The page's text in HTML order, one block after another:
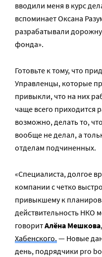
вводили меня в курс
вспоминает Оксана
разрабатывали
фонда».
Готовьте к тому, что
Управленцы, которые
привыкли, что на них
чаще всего приходится
возможно, делать то,
вообще не делал, а
отделам подчиненных.
«Специалиста, долгое
компании с четко
привыкшему к
действительность НКО
говоритАлёна Мешкова
Хабенского.— Новые
день, подрядчики pro